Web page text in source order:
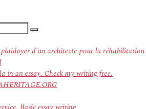
Recherche
d’un architecte pour la réhabilitation
in an essay. Check my writing free.